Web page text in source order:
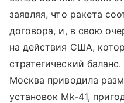
заявляя, что ракета
договора, и, в свою
на действия США,
стратегический
Москва приводила
установок Mk-41,